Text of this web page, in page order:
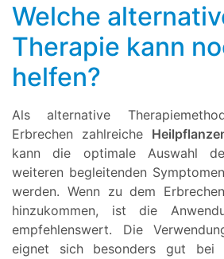
Welche
Therapie kann
helfen?
Als alternative
Erbrechen zahlreiche
kann die optimale Auswahl
weiteren begleitenden
werden. Wenn zu dem Erbrechen
hinzukommen, ist die
empfehlenswert. Die
eignet sich besonders gut bei